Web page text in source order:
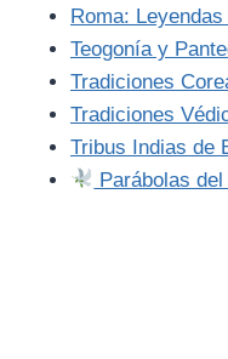
Roma:
Teogonía y
Tradiciones
Tradiciones
Tribus Indias de
Parábolas